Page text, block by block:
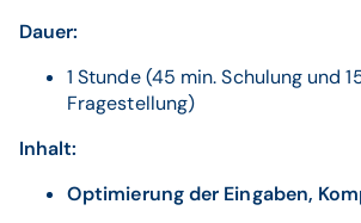
Dauer:
1 Stunde (45 min. Schulung und
Fragestellung)
Inhalt:
Optimierung der Eingaben,